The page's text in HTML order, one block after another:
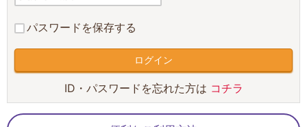
パスワードを保存する
ID・パスワードを忘れた方は コチラ